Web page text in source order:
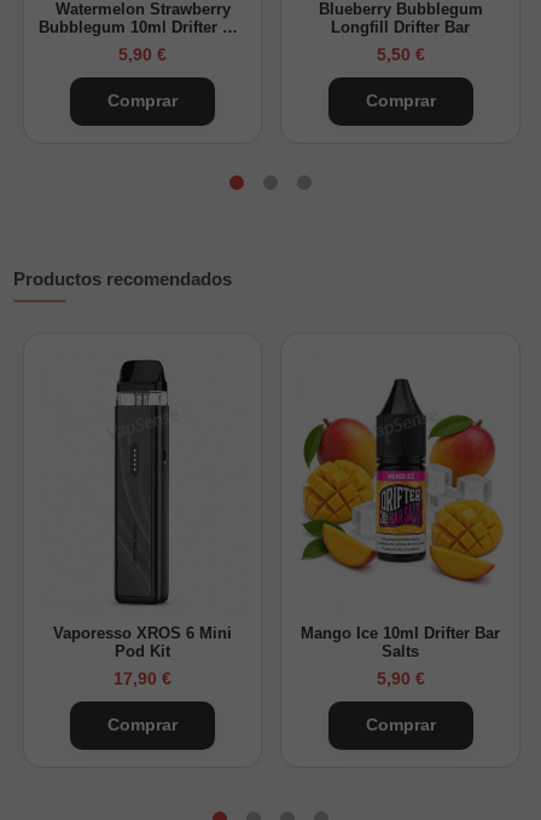
Watermelon Strawberry
Bubblegum 10ml Drifter Bar
Salts
5,90 €
Comprar
Blueberry Bubblegum
Longfill Drifter Bar
5,50 €
Comprar
Productos recomendados
Vaporesso XROS 6 Mini
Pod Kit
17,90 €
Comprar
Mango Ice 10ml Drifter Bar
Salts
5,90 €
Comprar